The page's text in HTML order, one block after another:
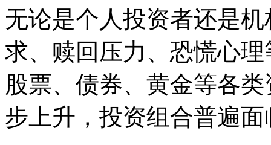
无论是个人投资者还是
求、赎回压力、恐慌心
股票、债券、黄金等各
步上升，投资组合普遍